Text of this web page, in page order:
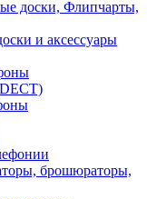
доски, Флипчарты,
и аксессуары
брошюраторы,